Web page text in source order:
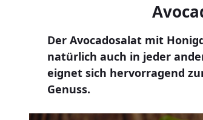
Der Avocadosalat mit
natürlich auch in jeder
eignet sich hervorragend
Genuss.